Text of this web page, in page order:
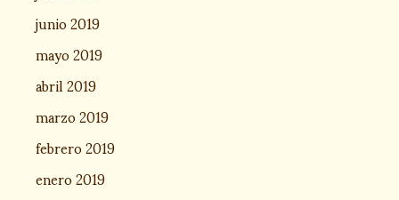
junio 2019
mayo 2019
abril 2019
marzo 2019
febrero 2019
enero 2019